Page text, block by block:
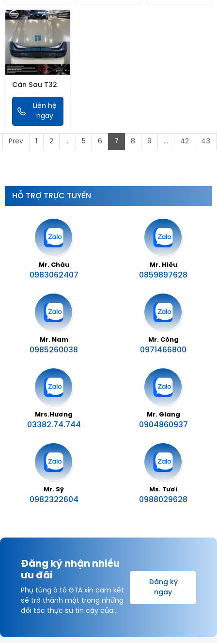
HỖ TRỢ TRỰC TUYẾN
Mr. Châu
0983062407
Mr. Hiếu
0859897628
Mr. Nam
0985260038
Mr. Công
0971466800
Mrs.Hương
03382.74.744
Mr. Giang
0904860937
Mr. Sỹ
0982322604
Ms. Tươi
0988029628
Cản Sau T32
Liên hệ
ngay
Prev 1 2 ... 5 6 7 8 9 ... 42 43
Đăng ký nhận nhiều
ưu đãi
Phụ tùng ô tô GTA xin cam kết
sẽ trở thành một trong những
đối tác thực sự tin cậy của
Đăng ký
ngay